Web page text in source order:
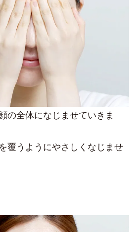
の全体になじませていきま
覆うようにやさしくなじませ